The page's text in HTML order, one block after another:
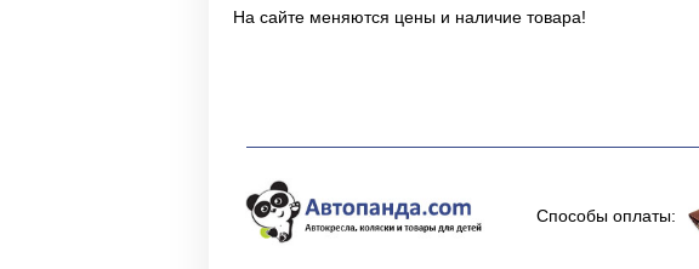
На сайте меняются цены и наличие товара!
Способы оплаты: